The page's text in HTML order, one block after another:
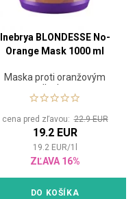
Inebrya BLONDESSE No-
Orange Mask 1000 ml
Maska proti oranžovým
odleskom
cena pred zľavou:22.9 EUR
19.2 EUR
19.2 EUR/1
ZĽAVA 16%
DO KOŠÍKA